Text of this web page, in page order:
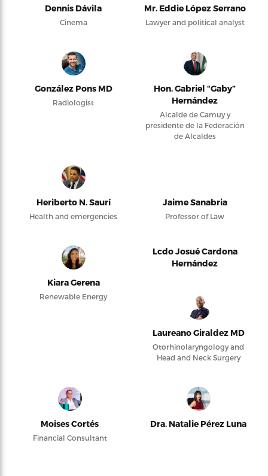
Dennis Dávila
Cinema
Mr. Eddie López Serrano
Lawyer and political analyst
González Pons MD
Radiologist
Hon. Gabriel “Gaby”
Hernández
Alcalde de Camuy y
presidente de la Federación
de Alcaldes
Heriberto N. Saurí
Health and emergencies
Jaime Sanabria
Professor of Law
Kiara Gerena
Renewable Energy
Lcdo Josué Cardona
Hernández
Laureano Giraldez MD
Otorhinolaryngology and
Head and Neck Surgery
Moises Cortés
Financial Consultant
Dra. Natalie Pérez Luna